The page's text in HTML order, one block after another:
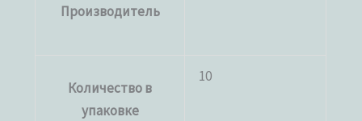
Производитель
Количество в
упаковке
10